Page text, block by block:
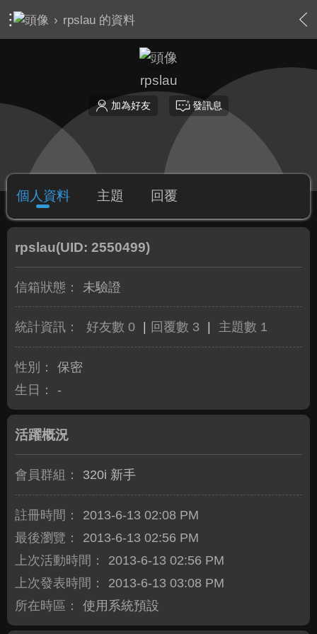
› rpslau 的資料
rpslau
加為好友 發訊息
個人資料 主題 回覆
rpslau(UID: 2550499)
信箱狀態： 未驗證
統計資訊： 好友數 0 回覆數 3 主題數 1
性別：
保密
生日：
-
活躍概況
會員群組： 320i 新手
註冊時間：
2013-6-13 02:08 PM
最後瀏覽：
2013-6-13 02:56 PM
上次活動時間：
2013-6-13 02:56 PM
上次發表時間：
2013-6-13 03:08 PM
所在時區：
使用系統預設